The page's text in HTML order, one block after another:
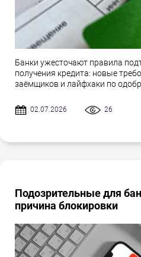
Банки ужесточают правила
получения кредита: новые
заёмщиков и лайфхаки по
02.07.2026 26
Подозрительные для
причина блокировки